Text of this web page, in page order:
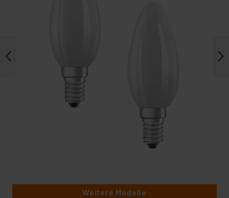
Weitere Modelle